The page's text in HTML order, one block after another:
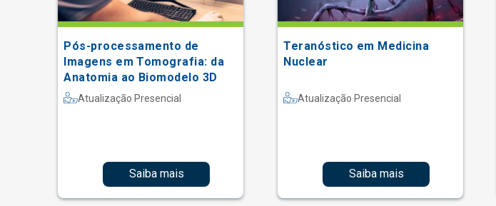
Pós-processamento de
Imagens em Tomografia: da
Anatomia ao Biomodelo 3D
Atualização Presencial
Saiba mais
Teranóstico em Medicina
Nuclear
Atualização Presencial
Saiba mais